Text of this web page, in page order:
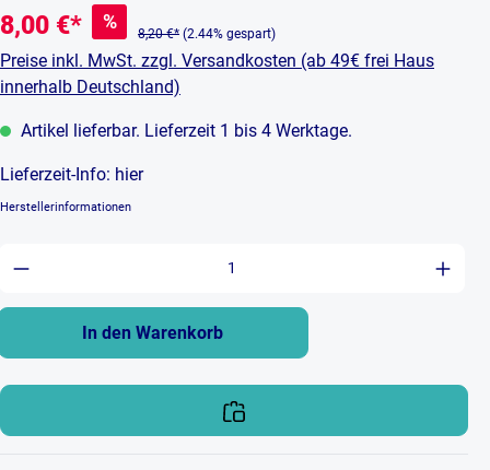
8,00 €* %
8,20 €* (2.44% gespart)
Preise inkl. MwSt. zzgl. Versandkosten (ab 49€ frei Haus
innerhalb Deutschland)
Artikel lieferbar. Lieferzeit 1 bis 4 Werktage.
Lieferzeit-Info: hier
Herstellerinformationen
Anzahl: Gib den gewünschten Wert
In den Warenkorb